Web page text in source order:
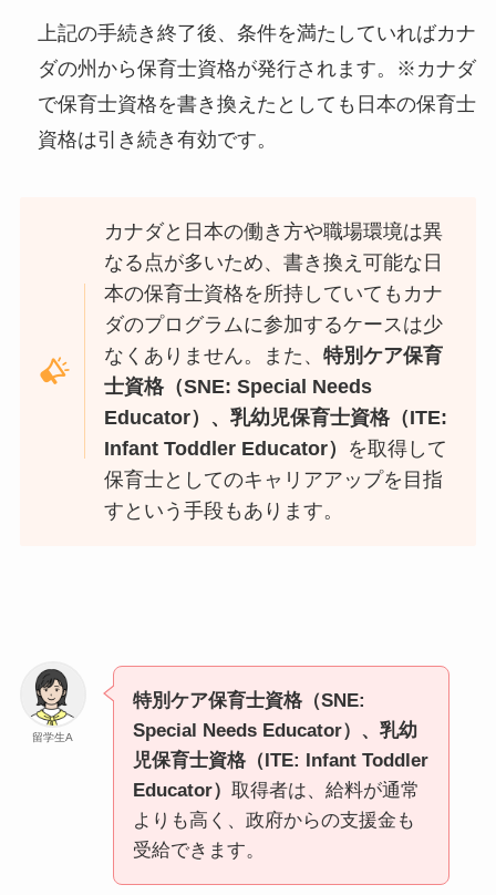
上記の手続き終了後、条件を満たしていればカナ
ダの州から保育士資格が発行されます。※カナダ
で保育士資格を書き換えたとしても日本の保育士
資格は引き続き有効です。
カナダと日本の働き方や職場環境は異
なる点が多いため、書き換え可能な日
本の保育士資格を所持していてもカナ
ダのプログラムに参加するケースは少
なくありません。また、特別ケア保育
士資格（SNE: Special Needs
Educator）、乳幼児保育士資格（ITE:
Infant Toddler Educator） を取得して
保育士としてのキャリアアップを目指
すという手段もあります。
留学生A
特別ケア保育士資格（SNE:
Special Needs Educator）、乳幼
児保育士資格（ITE: Infant Toddler
Educator） 取得者は、給料が通常
よりも高く、政府からの支援金も
受給できます。